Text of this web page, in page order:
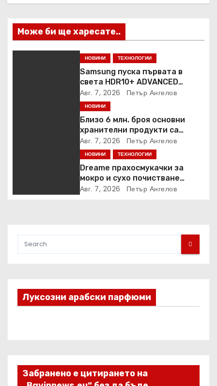
Може би ще харесате..
НОВИНИ ТЕХНОЛОГИИ
Samsung пуска първата в
света HDR10+ ADVANCED
стрийминг услуга в Prime
Video
Авг. 7, 2026 Петър Ангелов
НОВИНИ
Близо 6 млн. броя основни
хранителни продукти са
закупени от „Кошница с
грижа“ в Kaufland от старта на
кампанията
Авг. 7, 2026 Петър Ангелов
НОВИНИ ТЕХНОЛОГИИ
Dreame прахосмукачки за
мокро и сухо почистване
надхвърлиха 2 000 патентни
Авг. 7, 2026 Петър Ангелов
Луксозни арабски парфюми
Забранено е цитирането на